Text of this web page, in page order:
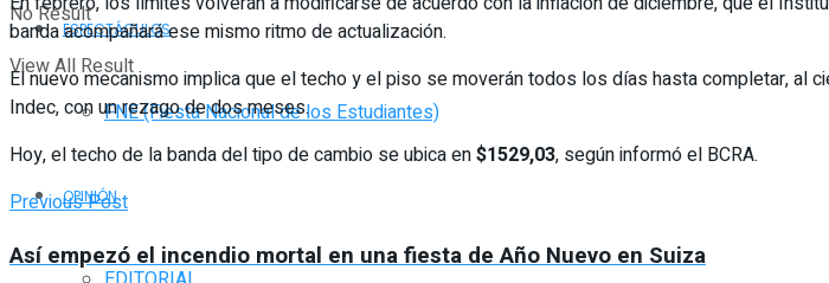
No Result
View All Result
ESPECTÁCULOS
FNE (Fiesta Nacional de los Estudiantes)
OPINIÓN
banda acompañará ese mismo ritmo de actualización.
El nuevo mecanismo implica que el techo y el piso se moverán todos los días hasta completar,
Indec, con un rezago de dos meses.
Hoy, el techo de la banda del tipo de cambio se ubica en$1529,03, según informó el BCRA.
Previous Post
Así empezó el incendio mortal en una fiesta de Año Nuevo en Suiza